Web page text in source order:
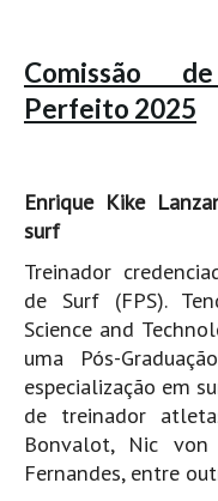
Praia Grande Panorâmica
LINHA DE CASCAIS/
São Pedro do estoril
Parede
Carcavelos HD
Carcavelos Secret HD
COSTA DA CAPARICA HD
Costa da Caparica - C.I.Surf
Costa da Caparica - Praia
Costa da Caparica - Praia
Comissão
Perfeito 2025
Enrique Kike
surf
Treinador
de Surf (FPS).
Science and
uma Pós-
especialização em
de treinador
Bonvalot, Nic von
Fernandes, entre